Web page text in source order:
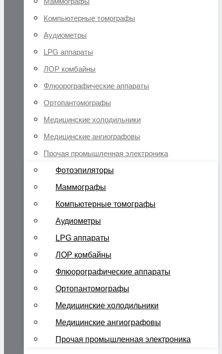
Компьютерные томографы
Аудиометры
LPG аппараты
ЛОР комбайны
Флюорографические аппараты
Ортопантомографы
Медицинские холодильники
Медицинские ангиографовы
Прочая промышленная электроника
Фотоэпиляторы
Маммографы
Компьютерные томографы
Аудиометры
LPG аппараты
ЛОР комбайны
Флюорографические аппараты
Ортопантомографы
Медицинские холодильники
Медицинские ангиографовы
Прочая промышленная электроника